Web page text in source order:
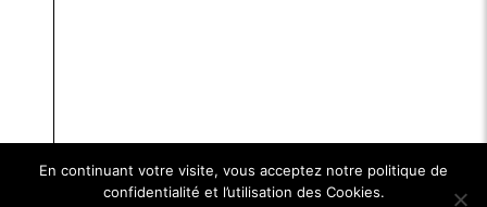
En continuant votre visite, vous acceptez notre politique de
confidentialité et l’utilisation des Cookies.